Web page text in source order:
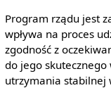
Program rządu jest
wpływa na proces
zgodność z
do jego
utrzymania stabilnej